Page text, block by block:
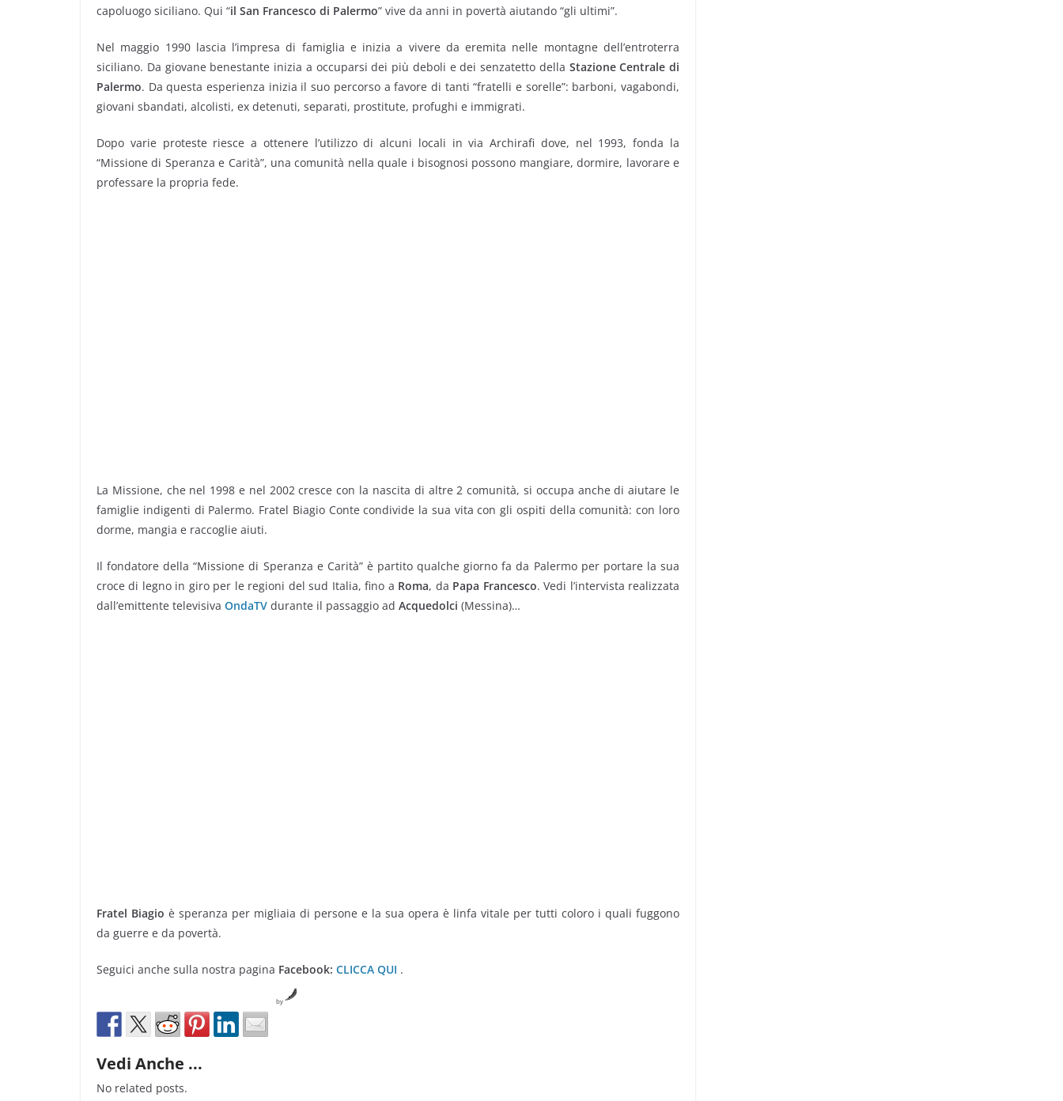
capoluogo siciliano. Qui “il San Francesco di Palermo” vive da anni in povertà aiutando “gli ultimi”.
Nel maggio 1990 lascia l’impresa di famiglia e inizia a vivere da eremita nelle montagne dell’entroterra
siciliano. Da giovane benestante inizia a occuparsi dei più deboli e dei senzatetto della Stazione Centrale di
Palermo. Da questa esperienza inizia il suo percorso a favore di tanti “fratelli e sorelle”: barboni, vagabondi,
giovani sbandati, alcolisti, ex detenuti, separati, prostitute, profughi e immigrati.
Dopo varie proteste riesce a ottenere l’utilizzo di alcuni locali in via Archirafi dove, nel 1993, fonda la
“Missione di Speranza e Carità”, una comunità nella quale i bisognosi possono mangiare, dormire, lavorare e
professare la propria fede.
La Missione, che nel 1998 e nel 2002 cresce con la nascita di altre 2 comunità, si occupa anche di aiutare le
famiglie indigenti di Palermo. Fratel Biagio Conte condivide la sua vita con gli ospiti della comunità: con loro
dorme, mangia e raccoglie aiuti.
Il fondatore della “Missione di Speranza e Carità” è partito qualche giorno fa da Palermo per portare la sua
croce di legno in giro per le regioni del sud Italia, fino a Roma, da Papa Francesco. Vedi l’intervista realizzata
dall’emittente televisiva OndaTV durante il passaggio ad Acquedolci (Messina)…
Fratel Biagio è speranza per migliaia di persone e la sua opera è linfa vitale per tutti coloro i quali fuggono
da guerre e da povertà.
Seguici anche sulla nostra pagina Facebook: CLICCA QUI .
by
Vedi Anche ...
No related posts.